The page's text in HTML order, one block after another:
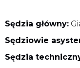
Sędzia główny:
Sędziowie
Sędzia